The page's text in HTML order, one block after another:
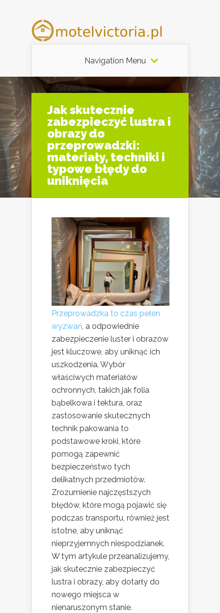
Navigation Menu
Jak skutecznie
zabezpieczyć lustra i
obrazy do
przeprowadzki:
materiały, techniki i
typowe błędy do
uniknięcia
Przeprowadzka to czas pełen
wyzwań, a odpowiednie
zabezpieczenie luster i obrazów
jest kluczowe, aby uniknąć ich
uszkodzenia. Wybór
właściwych materiałów
ochronnych, takich jak folia
bąbelkowa i tektura, oraz
zastosowanie skutecznych
technik pakowania to
podstawowe kroki, które
pomogą zapewnić
bezpieczeństwo tych
delikatnych przedmiotów.
Zrozumienie najczęstszych
błędów, które mogą pojawić się
podczas transportu, również jest
istotne, aby uniknąć
nieprzyjemnych niespodzianek.
W tym artykule przeanalizujemy,
jak skutecznie zabezpieczyć
lustra i obrazy, aby dotarły do
nowego miejsca w
nienaruszonym stanie.